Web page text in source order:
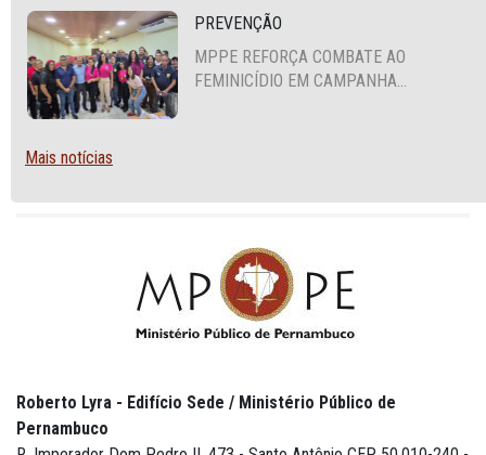
PREVENÇÃO
MPPE REFORÇA COMBATE AO
FEMINICÍDIO EM CAMPANHA
Mais notícias
Roberto Lyra - Edifício Sede / Ministério Público de
Pernambuco